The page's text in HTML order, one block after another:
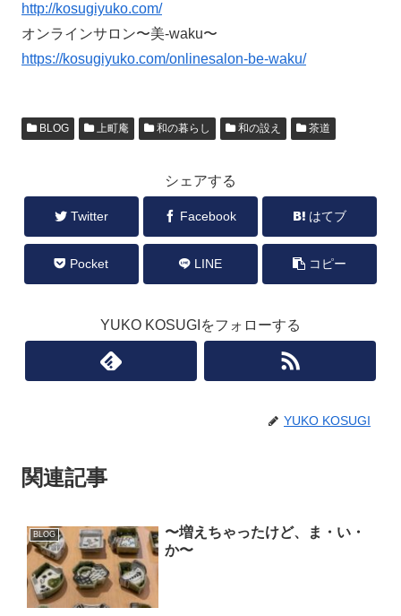
http://kosugiyuko.com/
オンラインサロン〜美-waku〜
https://kosugiyuko.com/onlinesalon-be-waku/
BLOG 上町庵 和の暮らし 和の設え 茶道
シェアする
Twitter Facebook はてブ
Pocket LINE コピー
YUKO KOSUGIをフォローする
YUKO KOSUGI
関連記事
BLOG
〜増えちゃったけど、ま・い・
か〜